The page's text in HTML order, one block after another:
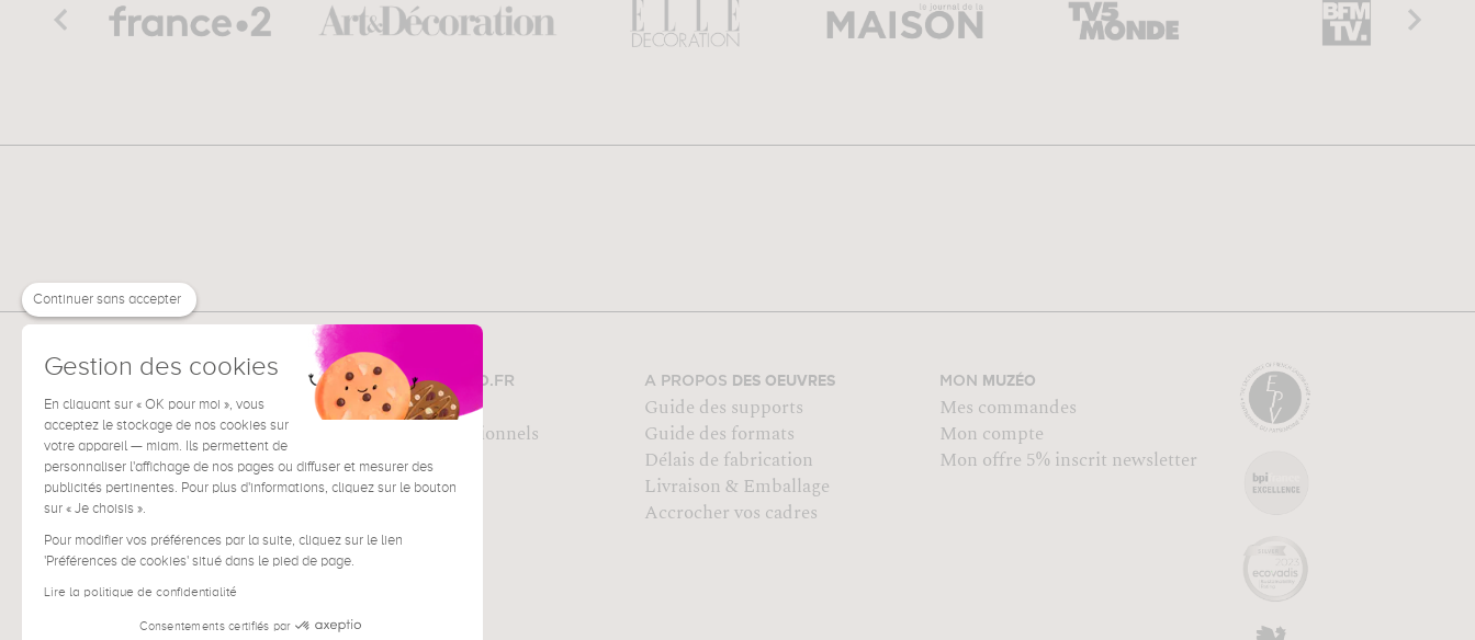
TOUT SURMUZÉO.FR
La société
Pour les professionnels
Presse
A PROPOS DES OEUVRES
Guide des supports
Guide des formats
Délais de fabrication
Livraison & Emballage
Accrocher vos cadres
MON MUZÉO
Mes commandes
Mon compte
Mon offre 5% inscrit newsletter
Continuer sans accepter
Gestion des cookies
En cliquant sur « OK pour moi », vous
acceptez le stockage de nos cookies sur
votre appareil — miam. Ils permettent de
personnaliser l'affichage de nos pages ou diffuser et mesurer des
publicités pertinentes. Pour plus d'informations, cliquez sur le bouton
sur « Je choisis ».
Pour modifier vos préférences par la suite, cliquez sur le lien
'Préférences de cookies' situé dans le pied de page.
Lire la politique de confidentialité
Consentements certifiés par